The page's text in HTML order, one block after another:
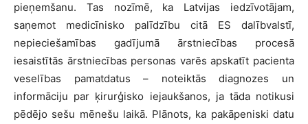
pieņemšanu. Tas nozīmē, ka Latvijas iedzīvotājam,
saņemot medicīnisko palīdzību citā ES dalībvalstī,
nepieciešamības gadījumā ārstniecības procesā
iesaistītās ārstniecības personas varēs apskatīt pacienta
veselības pamatdatus – noteiktās diagnozes un
informāciju par ķirurģisko iejaukšanos, ja tāda notikusi
pēdējo sešu mēnešu laikā. Plānots, ka pakāpeniski datu